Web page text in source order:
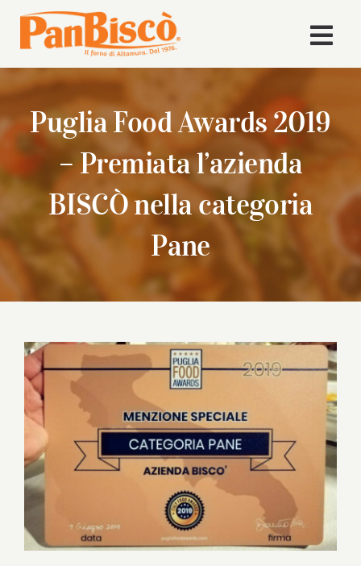
Salta
Azienda
Volley
Prodotti
Ricette
News
Download
Contatti
SHOP
Cerca
per:
Puglia Food Awards 2019
– Premiata l’azienda
BISCÒ nella categoria
Pane
Ingrandisci
immagine